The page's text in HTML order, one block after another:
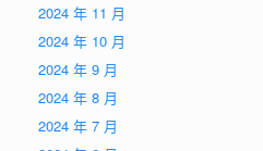
2024 年 11 月
2024 年 10 月
2024 年 9 月
2024 年 8 月
2024 年 7 月